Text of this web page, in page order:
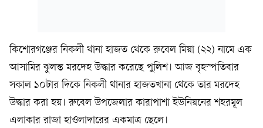
কিশোরগঞ্জের নিকলী থানা হাজত থেকে রুবেল মিয়া (২২) নামে এক
আসামির ঝুলন্ত মরদেহ উদ্ধার করেছে পুলিশ। আজ বৃহস্পতিবার
সকাল ১০টার দিকে নিকলী থানার হাজতখানা থেকে তার মরদেহ
উদ্ধার করা হয়। রুবেল উপজেলার কারাপাশা ইউনিয়নের শহরমূল
এলাকার রাজা হাওলাদারের একমাত্র ছেলে।